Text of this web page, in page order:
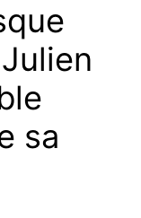
sa